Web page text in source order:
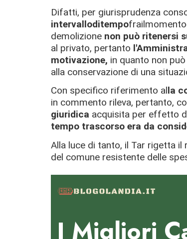
Difatti, per giurisprudenza
intervalloditempo
demolizione non può ritenersi
al privato, pertanto
motivazione, in quanto non
alla conservazione di una
Con specifico riferimento alla
in commento rileva, pertanto,
giuridica acquisita per effetto
tempo trascorso era da
Alla luce di tanto, il Tar rigetta
del comune resistente delle